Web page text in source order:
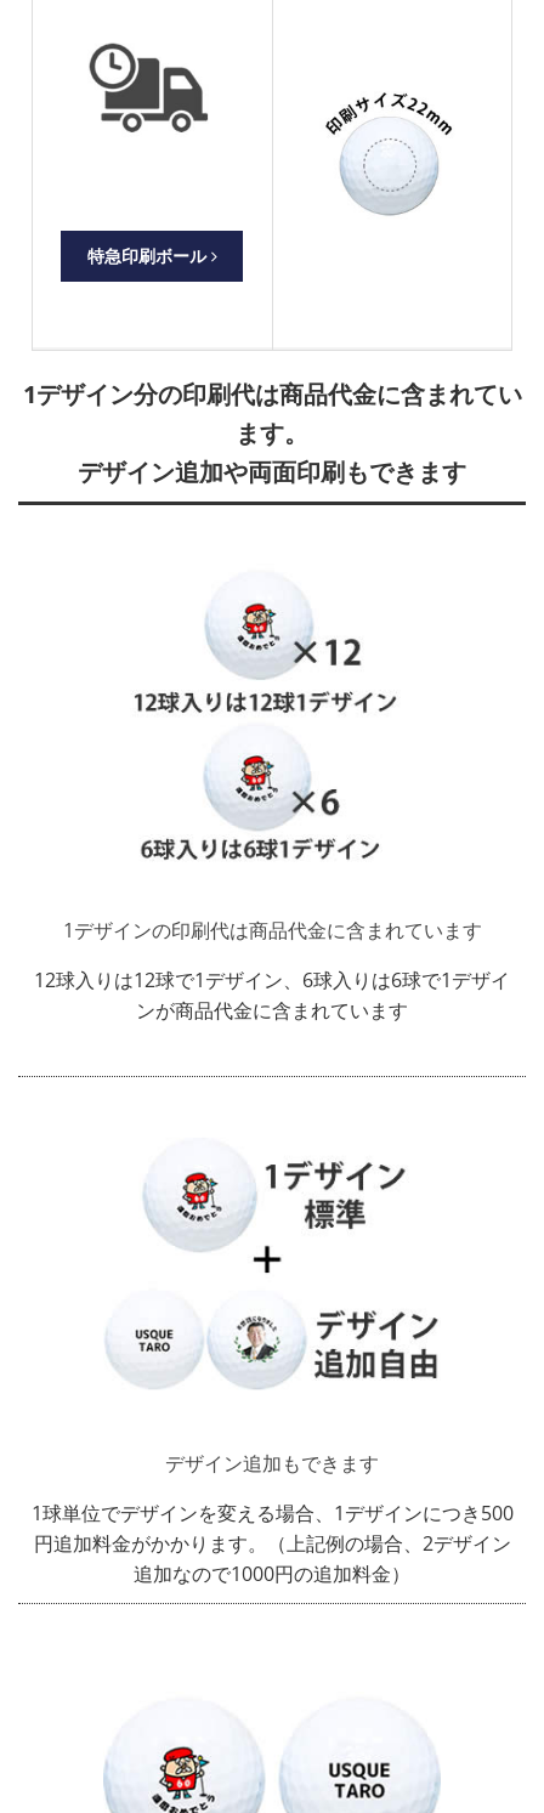
特急印刷ボール
1デザイン分の印刷代は商品代金に含まれてい
ます。
デザイン追加や両面印刷もできます
1デザインの印刷代は商品代金に含まれています
12球入りは12球で1デザイン、6球入りは6球で1デザイ
ンが商品代金に含まれています
デザイン追加もできます
1球単位でデザインを変える場合、1デザインにつき500
円追加料金がかかります。（上記例の場合、2デザイン
追加なので1000円の追加料金）